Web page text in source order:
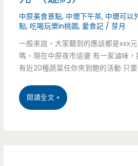
餐
店，
手
工
中原美食景點, 中壢下午茶, 中壢可以
點, 吃喝玩樂in桃園, 愛食記 /芽月
一般來說，大家聽到的應該都是xxx
嗎，現在中原夜市這邊 有一家滷味
有近20種蔬菜任你夾到飽的活動 只
桃
閱讀全文 »